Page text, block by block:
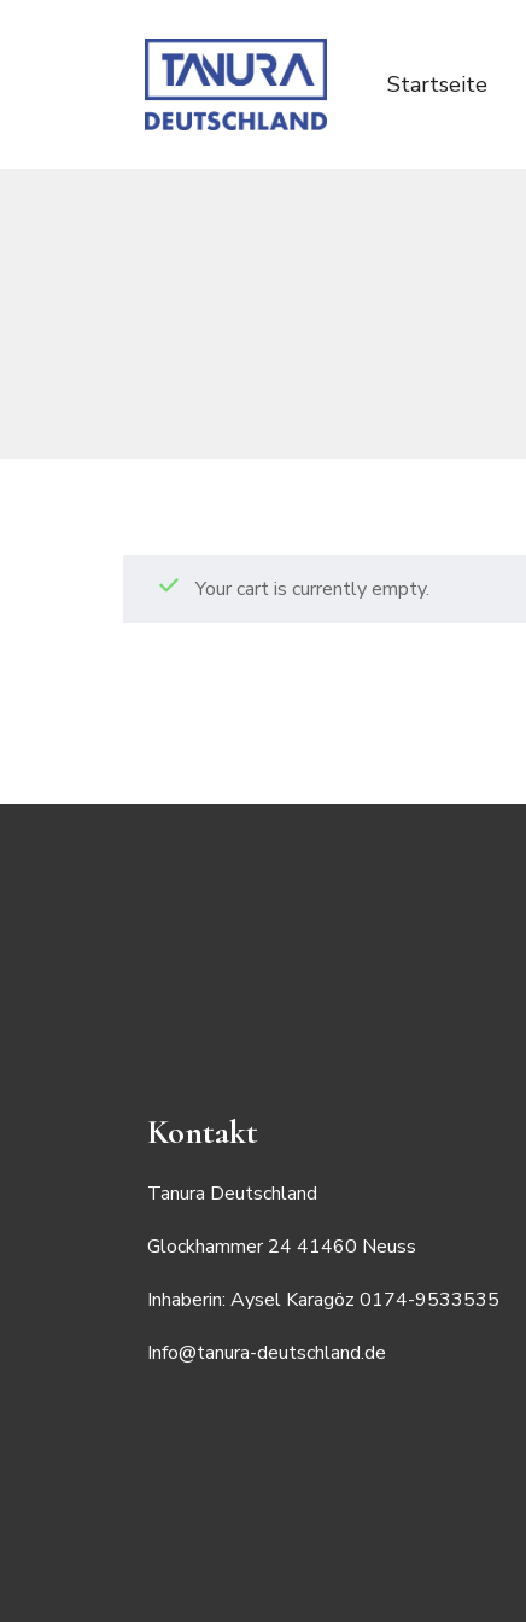
Startseite
Your cart is currently empty.
Kontakt
Tanura Deutschland
Glockhammer 24 41460 Neuss
Inhaberin: Aysel Karagöz 0174-9533535
Info@tanura-deutschland.de